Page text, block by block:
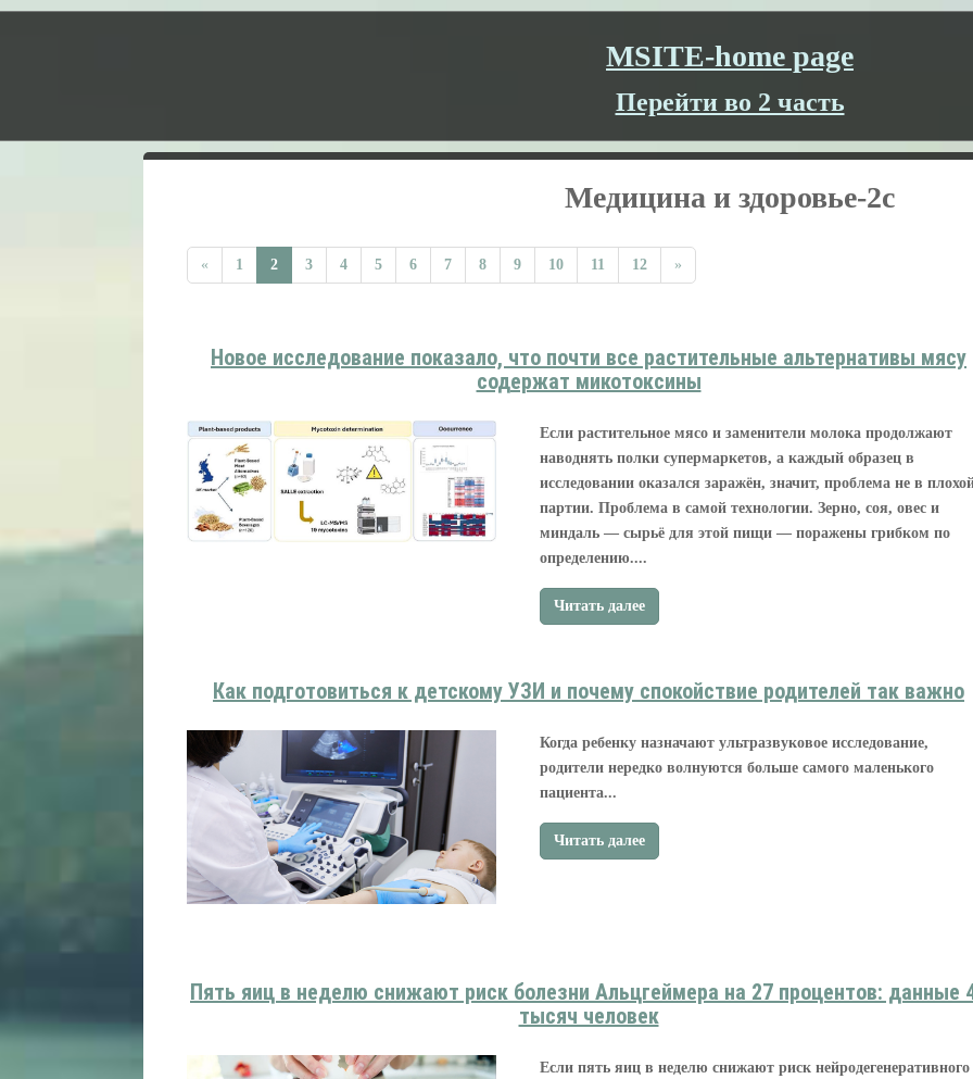
MSITE-home page
Перейти во 2 часть
Медицина и здоровье-2c
« 1 2 3 4 5 6 7 8 9 10 11 12 »
Новое исследование показало, что почти все растительные альтернативы мясу
содержат микотоксины
Если растительное мясо и заменители молока продолжают
наводнять полки супермаркетов, а каждый образец в
исследовании оказался заражён, значит, проблема не в
партии. Проблема в самой технологии. Зерно, соя, овес и
миндаль — сырьё для этой пищи — поражены грибком по
определению....
Читать далее
Как подготовиться к детскому УЗИ и почему спокойствие родителей так важно
Когда ребенку назначают ультразвуковое исследование,
родители нередко волнуются больше самого маленького
пациента...
Читать далее
Пять яиц в неделю снижают риск болезни Альцгеймера на 27 процентов: данные
тысяч человек
Если пять яиц в неделю снижают риск нейродегенеративного